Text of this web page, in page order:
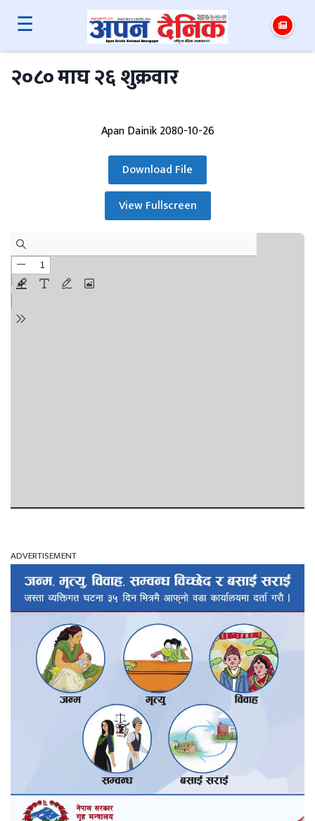
☰
२०८० माघ २६ शुक्रवार
Apan Dainik 2080-10-26
Download File
View Fullscreen
ADVERTISEMENT